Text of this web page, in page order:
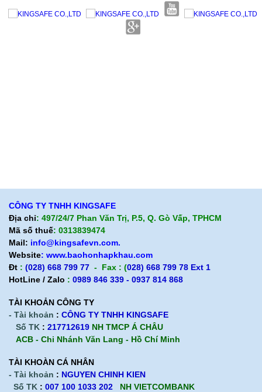
CÔNG TY TNHH KINGSAFE
Địa chỉ: 497/24/7 Phan Văn Trị, P.5, Q. Gò Vấp, TPHCM
Mã số thuế: 0313839474
Mail: info@kingsafevn.com.
Website: www.baohonhapkhau.com
Đt : (028) 668 799 77 - Fax : (028) 668 799 78 Ext 1
HotLine / Zalo : 0989 846 339 - 0937 814 868
TÀI KHOẢN CÔNG TY
- Tài khoản : CÔNG TY TNHH KINGSAFE
Số TK : 217712619 NH TMCP Á CHÂU
ACB - Chi Nhánh Văn Lang - Hồ Chí Minh
TÀI KHOÀN CÁ NHÂN
- Tài khoản : NGUYEN CHINH KIEN
Số TK : 007 100 1033 202
NH VIETCOMBANK